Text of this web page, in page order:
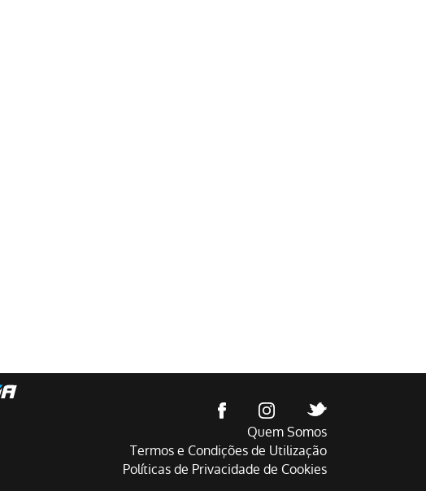
Quem Somos
Termos e Condições de Utilização
Políticas de Privacidade de Cookies